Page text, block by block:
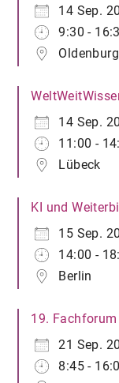
14 Sep.
9:30 -
Oldenburg
14 Sep.
11:00 -
Lübeck
KI und
15 Sep.
14:00 -
Berlin
19.
21 Sep.
8:45 -